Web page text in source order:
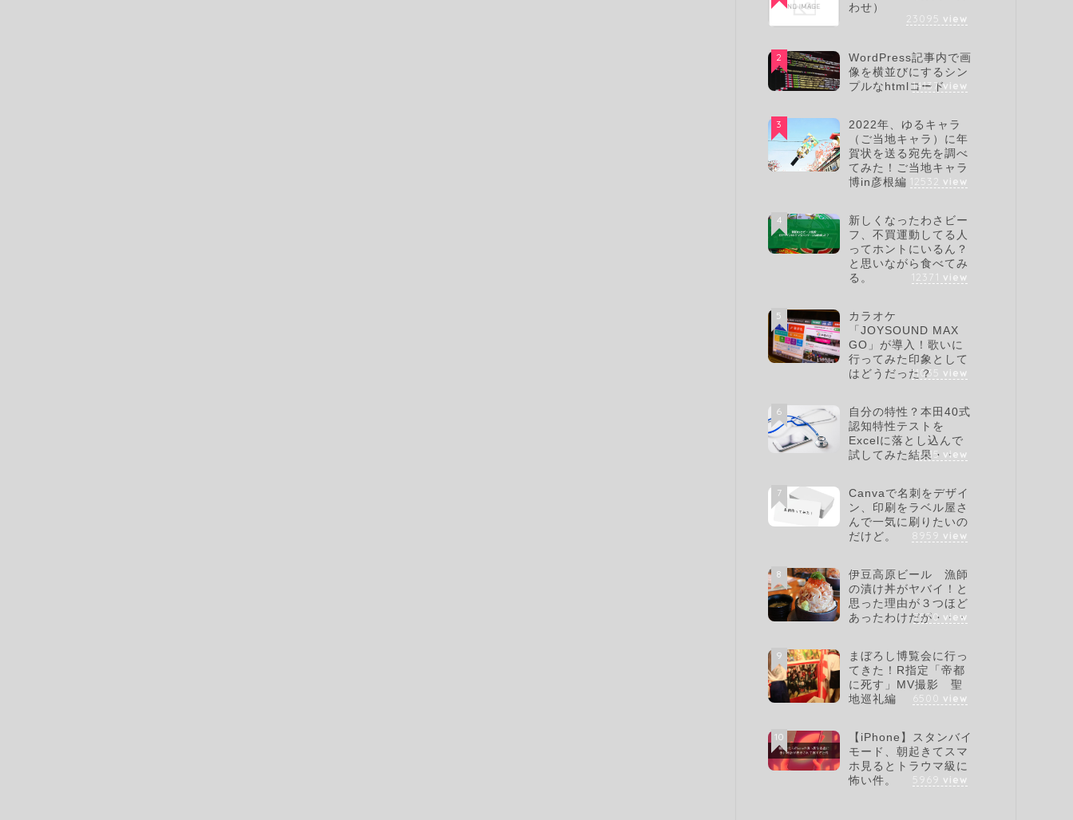
わせ）
23095 view
2
WordPress記事内で画
像を横並びにするシン
プルなhtmlコード
14137view
3
2022年、ゆるキャラ
（ご当地キャラ）に年
賀状を送る宛先を調べ
てみた！ご当地キャラ
博in彦根編 12532 view
4
新しくなったわさビー
フ、不買運動してる人
ってホントにいるん？
と思いながら食べてみ
る。
12371 view
5
カラオケ
「JOYSOUND MAX
GO」が導入！歌いに
行ってみた印象として
はどうだった？
11035 view
6
自分の特性？本田40式
認知特性テストを
Excelに落とし込んで
試してみた結果・・
9615 view
7
Canvaで名刺をデザイ
ン、印刷をラベル屋さ
んで一気に刷りたいの
だけど。
8959 view
8
伊豆高原ビール 漁師
の漬け丼がヤバイ！と
思った理由が３つほど
あったわけだが・・・
7570 view
9
まぼろし博覧会に行っ
てきた！R指定「帝都
に死す」MV撮影 聖
地巡礼編
6500 view
10
【iPhone】スタンバイ
モード、朝起きてスマ
ホ見るとトラウマ級に
怖い件。
5969 view